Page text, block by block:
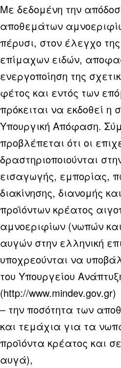
Με δεδομένη την
αποθεμάτων
πέρυσι, στον έλεγχο
επίμαχων ειδών,
ενεργοποίηση της
φέτος και εντός των
πρόκειται να εκδοθεί η
Υπουργική Απόφαση.
προβλέπεται ότι οι
δραστηριοποιούνται
εισαγωγής, εμπορίας,
διακίνησης, διανομής
προϊόντων κρέατος
αμνοεριφίων (νωπών
αυγών στην ελληνική
υποχρεούνται να
του Υπουργείου
(http://www.mindev.gov.gr)
– την ποσότητα των
και τεμάχια για τα
προϊόντα κρέατος και
αυγά),